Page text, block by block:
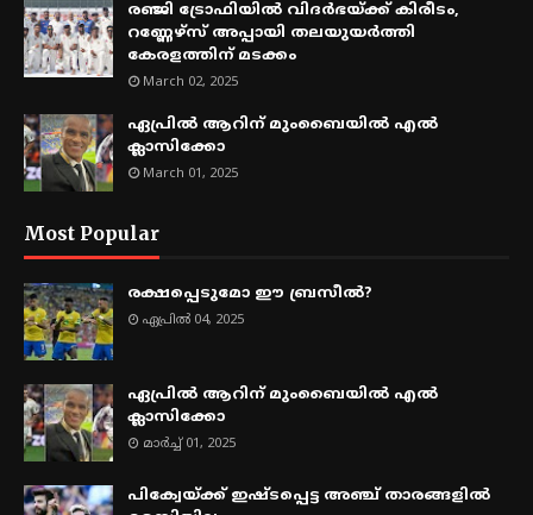
രഞ്ജി ട്രോഫിയിൽ വിദർഭയ്ക്ക് കിരീടം,
റണ്ണേഴ്സ് അപ്പായി തലയുയർത്തി
കേരളത്തിന് മടക്കം
March 02, 2025
ഏപ്രിൽ ആറിന് മുംബൈയിൽ എൽ
ക്ലാസിക്കോ
March 01, 2025
Most Popular
രക്ഷപ്പെടുമോ ഈ ബ്രസീൽ?
ഏപ്രിൽ 04, 2025
ഏപ്രിൽ ആറിന് മുംബൈയിൽ എൽ
ക്ലാസിക്കോ
മാർച്ച് 01, 2025
പിക്വേയ്ക്ക് ഇഷ്ടപ്പെട്ട അഞ്ച് താരങ്ങളിൽ